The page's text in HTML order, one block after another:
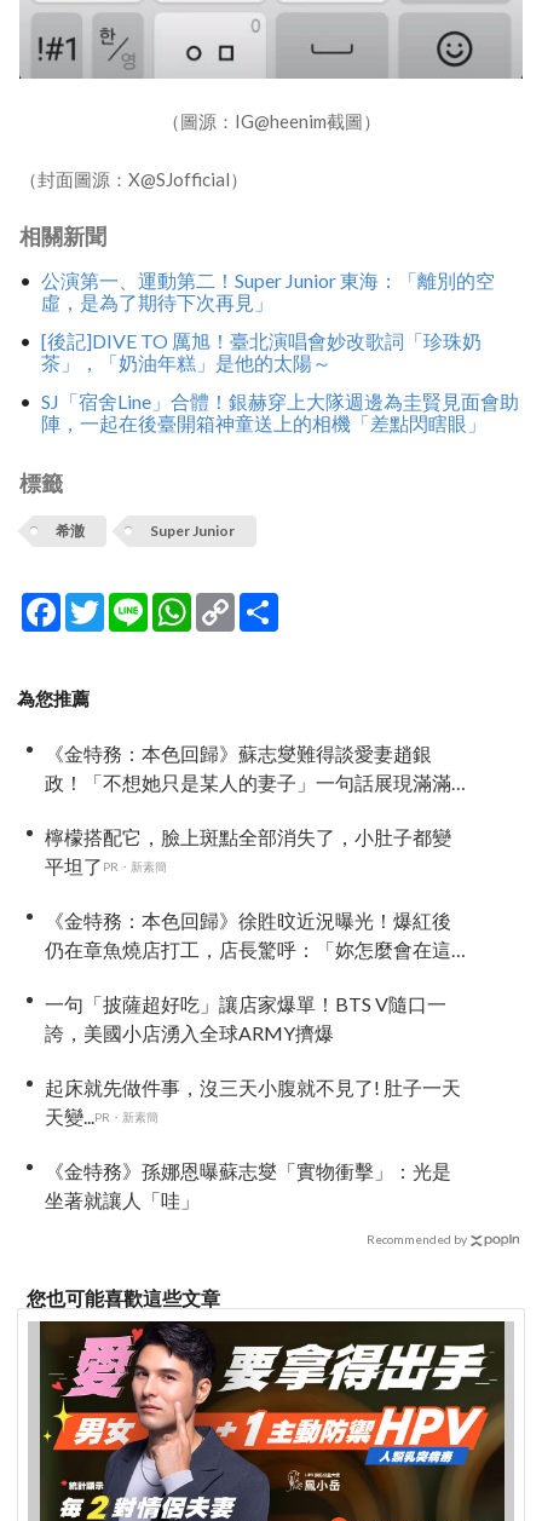
（圖源：IG@heenim截圖）
（封面圖源：X@SJofficial）
相關新聞
公演第一、運動第二！Super Junior 東海：「離別的空
虛，是為了期待下次再見」
[後記]DIVE TO 厲旭！臺北演唱會妙改歌詞「珍珠奶
茶」，「奶油年糕」是他的太陽～
SJ「宿舍Line」合體！銀赫穿上大隊週邊為圭賢見面會助
陣，一起在後臺開箱神童送上的相機「差點閃瞎眼」
標籤
希澈 Super Junior
Facebook
TwitterLine WhatsApp
Copy
Link
為您推薦
《金特務：本色回歸》蘇志燮難得談愛妻趙銀
政！「不想她只是某人的妻子」一句話展現滿滿
檸檬搭配它，臉上斑點全部消失了，小肚子都變
平坦了 PR・新素簡
《金特務：本色回歸》徐貹旼近況曝光！爆紅後
仍在章魚燒店打工，店長驚呼：「妳怎麼會在這
一句「披薩超好吃」讓店家爆單！BTS V隨口一
誇，美國小店湧入全球ARMY擠爆
起床就先做件事，沒三天小腹就不見了! 肚子一天
天變...PR・新素簡
《金特務》孫娜恩曝蘇志燮「實物衝擊」：光是
坐著就讓人「哇」
Recommended by
您也可能喜歡這些文章